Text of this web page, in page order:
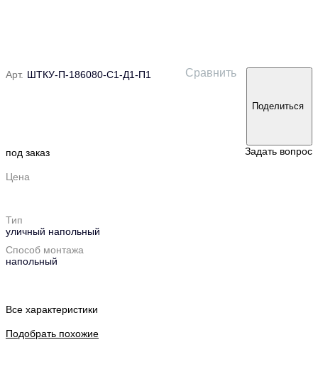
Арт. ШТКУ-П-186080-С1-Д1-П1 Сравнить
Поделиться
под заказ Задать вопрос
Цена
Тип
уличный напольный
Способ монтажа
напольный
Все характеристики
Подобрать похожие